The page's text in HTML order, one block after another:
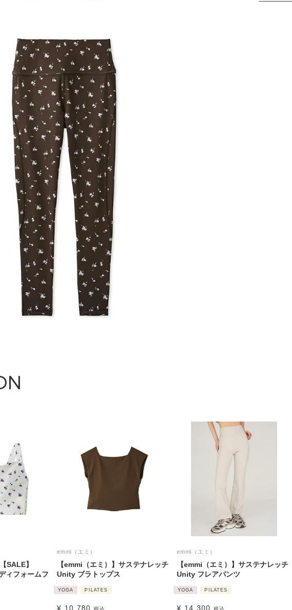
SALE】
ィフォームフ
emmi（エミ）
【emmi（エミ）】サステナレッチ
Unity ブラトップス
YOGA PILATES
¥ 10,780 税込
emmi（エミ）
【emmi（エミ）】サステナレッチ
Unity フレアパンツ
YOGA PILATES
¥ 14,300 税込